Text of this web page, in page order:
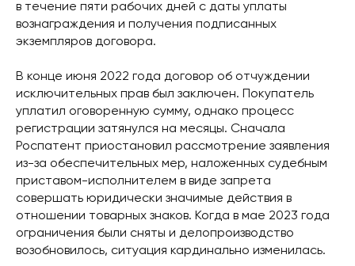
в течение пяти рабочих дней с даты уплаты
вознаграждения и получения подписанных
экземпляров договора.
В конце июня 2022 года договор об отчуждении
исключительных прав был заключен. Покупатель
уплатил оговоренную сумму, однако процесс
регистрации затянулся на месяцы. Сначала
Роспатент приостановил рассмотрение заявления
из-за обеспечительных мер, наложенных судебным
приставом-исполнителем в виде запрета
совершать юридически значимые действия в
отношении товарных знаков. Когда в мае 2023 года
ограничения были сняты и делопроизводство
возобновилось, ситуация кардинально изменилась.